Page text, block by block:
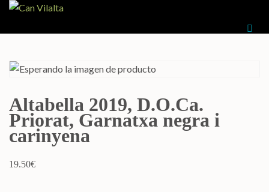
Altabella 2019, D.O.Ca.
Priorat, Garnatxa negra i
carinyena
19.50€